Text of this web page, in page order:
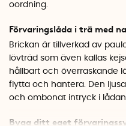
oordning.
Förvaringslåda i trä med
Brickan är tillverkad av
lövträd som även kallas
hållbart och överraskande
flytta och hantera. Den
och ombonat intryck i
Bygg ditt eget